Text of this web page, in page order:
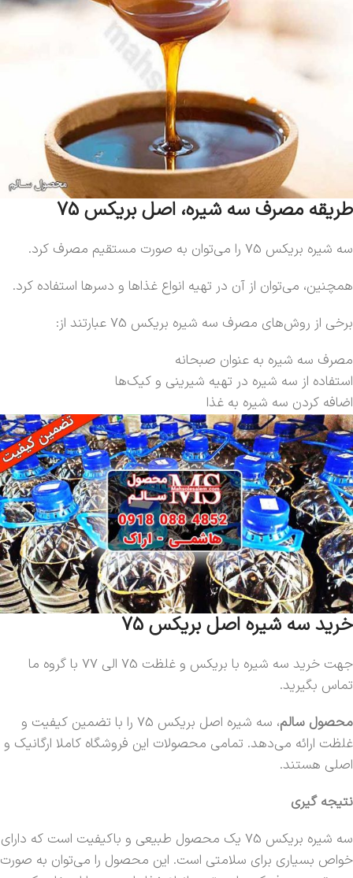
طریقه مصرف سه شیره، اصل بریکس 75
سه شیره بریکس 75 را می‌توان به صورت مستقیم مصرف کرد.
همچنین، می‌توان از آن در تهیه انواع غذاها و دسرها استفاده کرد.
برخی از روش‌های مصرف سه شیره بریکس 75 عبارتند از:
مصرف سه شیره به عنوان صبحانه
استفاده از سه شیره در تهیه شیرینی‌ و کیک‌ها
اضافه کردن سه شیره به غذا
خرید سه شیره اصل بریکس 75
جهت خرید سه شیره با بریکس و غلظت 75 الی 77 با گروه ما
تماس بگیرید.
محصول سالم
، سه شیره اصل بریکس 75 را با تضمین کیفیت و
غلظت ارائه می‌دهد. تمامی محصولات این فروشگاه کاملا ارگانیک و
اصلی هستند.
نتیجه گیری
سه شیره بریکس 75 یک محصول طبیعی و باکیفیت است که دارای
خواص بسیاری برای سلامتی است. این محصول را می‌توان به صورت